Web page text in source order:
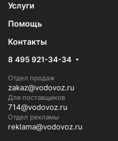
Услуги
Помощь
Контакты
8 495 921-34-34
Отдел продаж
zakaz@vodovoz.ru
Для поставщиков
714@vodovoz.ru
Отдел рекламы
reklama@vodovoz.ru